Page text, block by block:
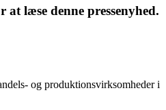
læse denne pressenyhed.
og produktionsvirksomheder i